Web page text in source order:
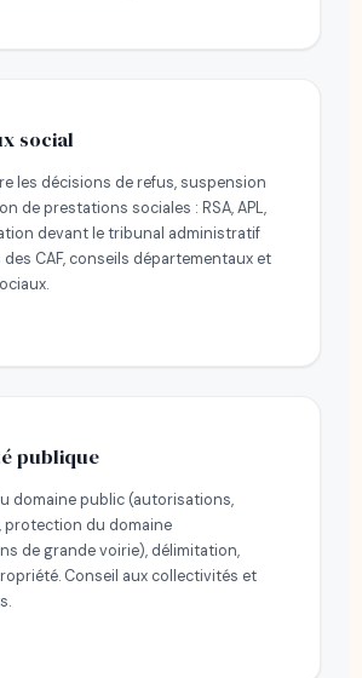
social
les décisions de refus, suspension
de prestations sociales : RSA, APL,
devant le tribunal administratif
CAF, conseils départementaux et
publique
domaine public (autorisations,
protection du domaine
de grande voirie), délimitation,
Conseil aux collectivités et